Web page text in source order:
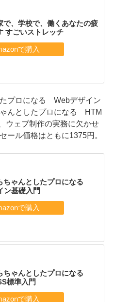
で、学校で、働くあなたの疲
すごいストレッチ
プロになる Webデザイン
んとしたプロになる HTM
ウェブ制作の実務に欠かせ
ール価格はともに1375円。
ちゃんとしたプロになる
ン基礎入門
ちゃんとしたプロになる
標準入門